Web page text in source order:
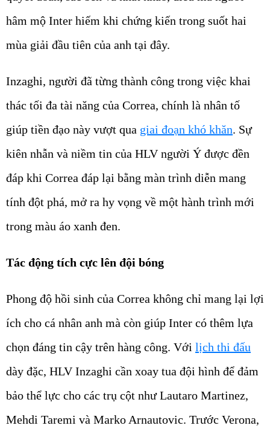
hâm mộ Inter hiếm khi chứng kiến trong suốt hai
mùa giải đầu tiên của anh tại đây.
Inzaghi, người đã từng thành công trong việc khai
thác tối đa tài năng của Correa, chính là nhân tố
giúp tiền đạo này vượt qua giai đoạn khó khăn. Sự
kiên nhẫn và niềm tin của HLV người Ý được đền
đáp khi Correa đáp lại bằng màn trình diễn mang
tính đột phá, mở ra hy vọng về một hành trình mới
trong màu áo xanh đen.
Tác động tích cực lên đội bóng
Phong độ hồi sinh của Correa không chỉ mang lại lợi
ích cho cá nhân anh mà còn giúp Inter có thêm lựa
chọn đáng tin cậy trên hàng công. Với lịch thi đấu
dày đặc, HLV Inzaghi cần xoay tua đội hình để đảm
bảo thể lực cho các trụ cột như Lautaro Martinez,
Mehdi Taremi và Marko Arnautovic. Trước Verona,